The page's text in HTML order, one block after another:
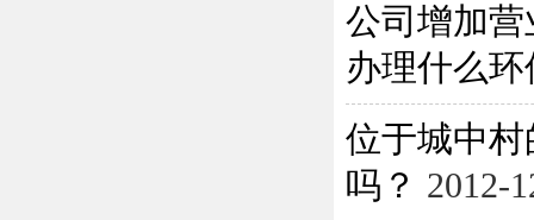
公司增加
办理什么
位于城中
吗？ 2012-